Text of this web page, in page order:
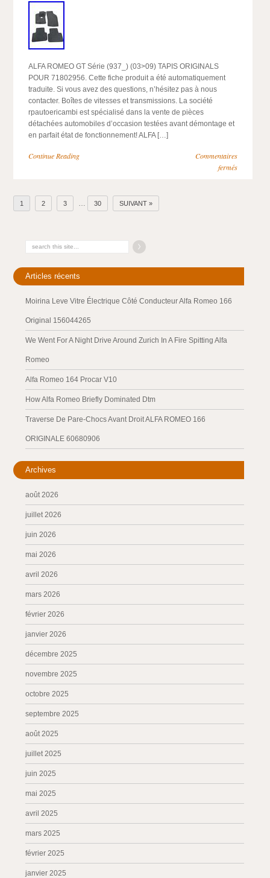
ALFA ROMEO GT Série (937_) (03>09) TAPIS ORIGINALS
POUR 71802956. Cette fiche produit a été automatiquement
traduite. Si vous avez des questions, n’hésitez pas à nous
contacter. Boîtes de vitesses et transmissions. La société
rpautoericambi est spécialisé dans la vente de pièces
détachées automobiles d’occasion testées avant démontage et
en parfait état de fonctionnement! ALFA […]
Continue Reading
Commentaires
fermés
1 2 3 … 30 SUIVANT »
Articles récents
Moirina Leve Vitre Électrique Côté Conducteur Alfa Romeo 166
Original 156044265
We Went For A Night Drive Around Zurich In A Fire Spitting Alfa
Romeo
Alfa Romeo 164 Procar V10
How Alfa Romeo Briefly Dominated Dtm
Traverse De Pare-Chocs Avant Droit ALFA ROMEO 166
ORIGINALE 60680906
Archives
août 2026
juillet 2026
juin 2026
mai 2026
avril 2026
mars 2026
février 2026
janvier 2026
décembre 2025
novembre 2025
octobre 2025
septembre 2025
août 2025
juillet 2025
juin 2025
mai 2025
avril 2025
mars 2025
février 2025
janvier 2025